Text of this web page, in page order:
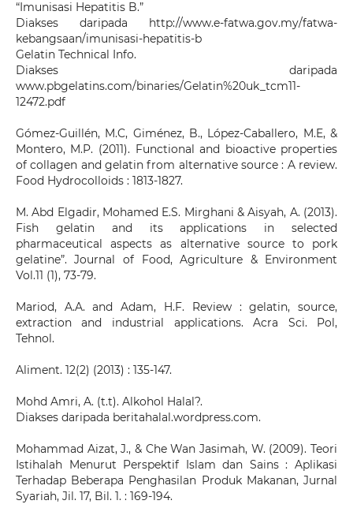
“Imunisasi Hepatitis B.”
Diakses daripada http://www.e-fatwa.gov.my/fatwa-
kebangsaan/imunisasi-hepatitis-b
Gelatin Technical Info.
Diakses daripada
www.pbgelatins.com/binaries/Gelatin%20uk_tcm11-
12472.pdf
Gómez-Guillén, M.C, Giménez, B., López-Caballero, M.E, &
Montero, M.P. (2011). Functional and bioactive properties
of collagen and gelatin from alternative source : A review.
Food Hydrocolloids : 1813-1827.
M. Abd Elgadir, Mohamed E.S. Mirghani & Aisyah, A. (2013).
Fish gelatin and its applications in selected
pharmaceutical aspects as alternative source to pork
gelatine”. Journal of Food, Agriculture & Environment
Vol.11 (1), 73-79.
Mariod, A.A. and Adam, H.F. Review : gelatin, source,
extraction and industrial applications. Acra Sci. Pol,
Tehnol.
Aliment. 12(2) (2013) : 135-147.
Mohd Amri, A. (t.t). Alkohol Halal?.
Diakses daripada beritahalal.wordpress.com.
Mohammad Aizat, J., & Che Wan Jasimah, W. (2009). Teori
Istihalah Menurut Perspektif Islam dan Sains : Aplikasi
Terhadap Beberapa Penghasilan Produk Makanan, Jurnal
Syariah, Jil. 17, Bil. 1. : 169-194.